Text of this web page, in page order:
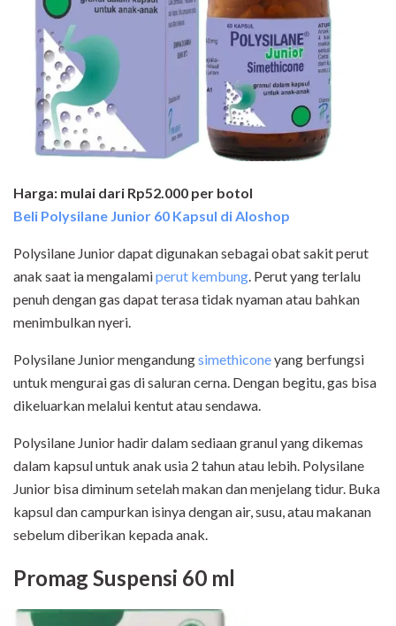
Harga: mulai dari Rp52.000 per botol
Beli Polysilane Junior 60 Kapsul di Aloshop
Polysilane Junior dapat digunakan sebagai obat sakit perut
anak saat ia mengalamiperut kembung. Perut yang terlalu
penuh dengan gas dapat terasa tidak nyaman atau bahkan
menimbulkan nyeri.
Polysilane Junior mengandungsimethiconeyang berfungsi
untuk mengurai gas di saluran cerna. Dengan begitu, gas bisa
dikeluarkan melalui kentut atau sendawa.
Polysilane Junior hadir dalam sediaan granul yang dikemas
dalam kapsul untuk anak usia 2 tahun atau lebih. Polysilane
Junior bisa diminum setelah makan dan menjelang tidur. Buka
kapsul dan campurkan isinya dengan air, susu, atau makanan
sebelum diberikan kepada anak.
Promag Suspensi 60 ml